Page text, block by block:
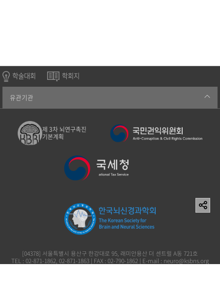
학술대회 학회지
유관기관
제 3차 뇌연구촉진
기본계획
[04378] 서울특별시 용산구 한강대로 95, 래미안용산 더 센트럴 A동 721호
TEL : 02-871-1862, 02-871-1863 | FAX : 02-790-1862 | E-mail : neuro@ksbns.org